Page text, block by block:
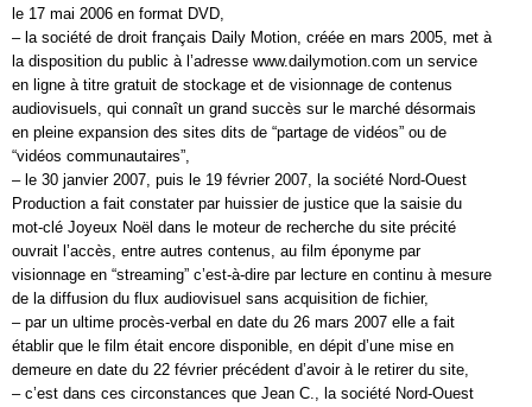
le 17 mai 2006 en format DVD,
– la société de droit français Daily Motion, créée en mars 2005, met à
la disposition du public à l’adresse www.dailymotion.com un service
en ligne à titre gratuit de stockage et de visionnage de contenus
audiovisuels, qui connaît un grand succès sur le marché désormais
en pleine expansion des sites dits de “partage de vidéos” ou de
“vidéos communautaires”,
– le 30 janvier 2007, puis le 19 février 2007, la société Nord-Ouest
Production a fait constater par huissier de justice que la saisie du
mot-clé Joyeux Noël dans le moteur de recherche du site précité
ouvrait l’accès, entre autres contenus, au film éponyme par
visionnage en “streaming” c’est-à-dire par lecture en continu à mesure
de la diffusion du flux audiovisuel sans acquisition de fichier,
– par un ultime procès-verbal en date du 26 mars 2007 elle a fait
établir que le film était encore disponible, en dépit d’une mise en
demeure en date du 22 février précédent d’avoir à le retirer du site,
– c’est dans ces circonstances que Jean C., la société Nord-Ouest